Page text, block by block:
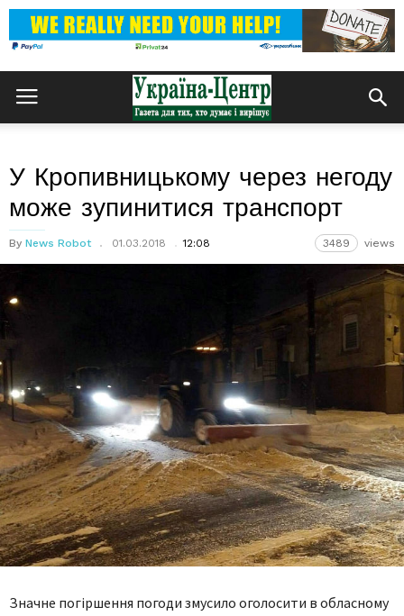
У Кропивницькому через негоду
може зупинитися транспорт
By News Robot 01.03.2018 12:08 3489 views
Значне погіршення погоди змусило оголосити в обласному